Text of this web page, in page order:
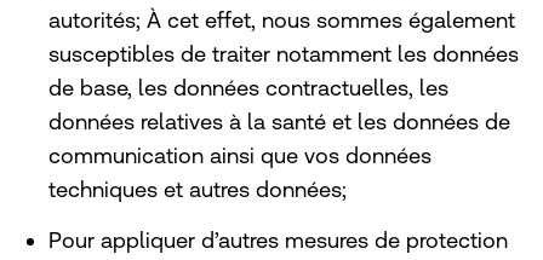
autorités; À cet effet, nous sommes également
susceptibles de traiter notamment les données
de base, les données contractuelles, les
données relatives à la santé et les données de
communication ainsi que vos données
techniques et autres données;
Pour appliquer d’autres mesures de protection